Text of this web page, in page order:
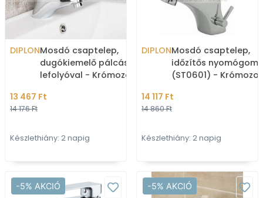
DIPLONMosdó csaptelep,
dugókiemelő pálcás
lefolyóval - Krómozott
13 467 Ft
14 176 Ft
Készlethiány: 2 napig
DIPLONMosdó csaptelep,
időzítős
(ST0601) -
14 117 Ft
14 860 Ft
Készlethiány: 2 napig
-5% AKCIÓ -5% AKCIÓ